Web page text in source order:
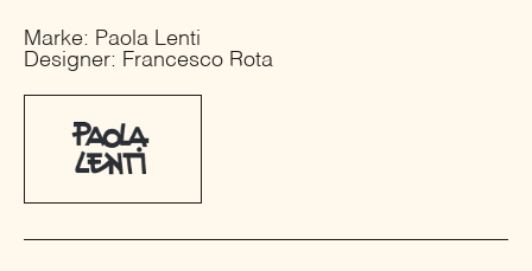
Marke: Paola Lenti
Designer: Francesco Rota